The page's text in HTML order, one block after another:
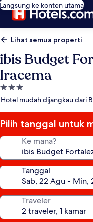
Langsung ke konten utama
Lihat semua properti
ibis Budget
Iracema
Properti
bintang
Hotel mudah dijangkau dari
Pilih tanggal untuk
Ke mana?
Tanggal
Traveler